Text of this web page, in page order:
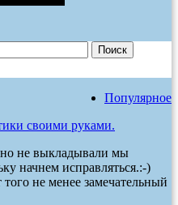
Популярное
своими руками.
не выкладывали мы
начнем исправляться.:-)
не менее замечательный